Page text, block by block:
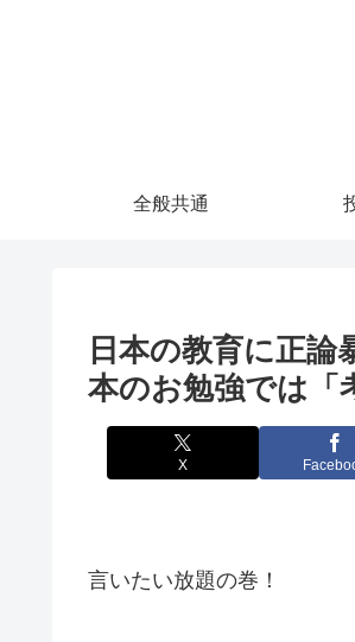
全般共通
日本の教育に正論
本のお勉強では「
X
言いたい放題の巻！